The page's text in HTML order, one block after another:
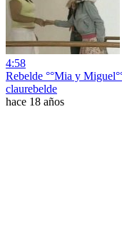
4:58
Rebelde °°Mia y
claurebelde
hace 18 años